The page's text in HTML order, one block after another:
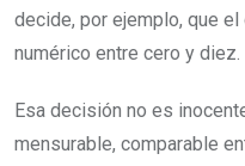
decide, por ejemplo, que
numérico entre cero y diez.
Esa decisión no es
mensurable, comparable